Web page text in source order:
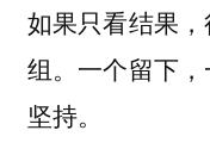
如果只看结果
组。一个留下
坚持。